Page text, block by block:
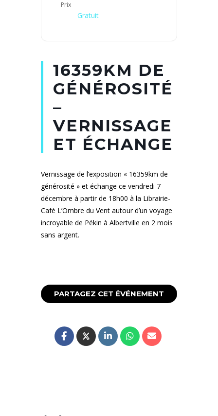
Prix
Gratuit
16359KM DE
GÉNÉROSITÉ
–
VERNISSAGE
ET ÉCHANGE
Vernissage de l’exposition « 16359km de
générosité » et échange ce vendredi 7
décembre à partir de 18h00 à la Librairie-
Café L’Ombre du Vent autour d’un voyage
incroyable de Pékin à Albertville en 2 mois
sans argent.
PARTAGEZ CET ÉVÉNEMENT